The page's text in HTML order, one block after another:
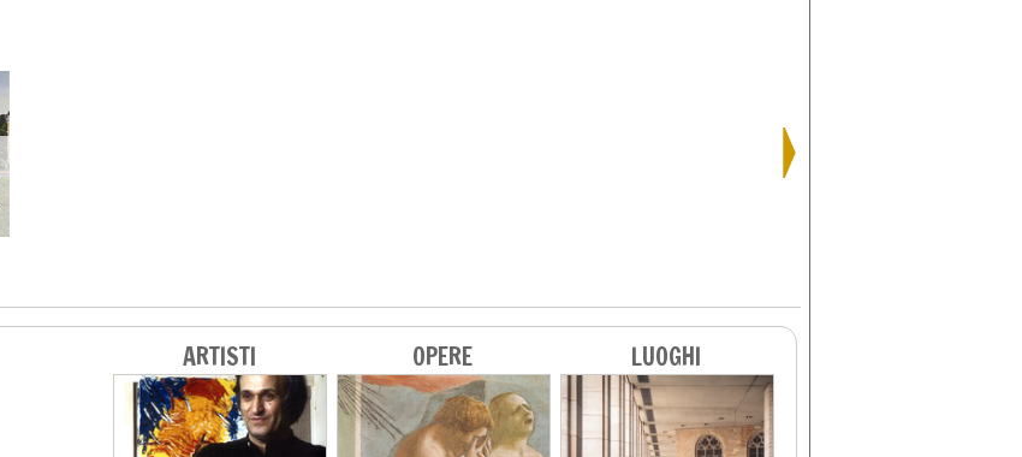
ARTISTI OPERE LUOGHI